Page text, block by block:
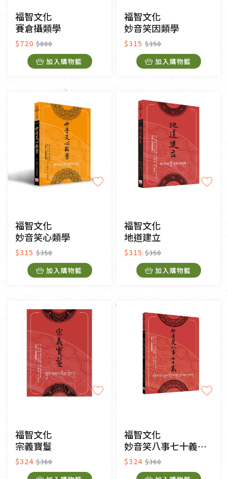
福智文化
賽倉攝類學
$720 $800
加入購物籃
福智文化
妙音笑因類學
$315 $350
加入購物籃
福智文化
妙音笑心類學
$315 $350
加入購物籃
福智文化
地道建立
$315 $350
加入購物籃
福智文化
宗義寶鬘
$324 $360
福智文化
妙音笑八事七十義建立
$324 $360